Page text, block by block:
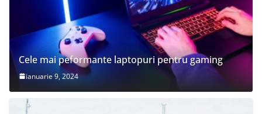
Cele mai peformante laptopuri pentru gaming
ianuarie 9, 2024